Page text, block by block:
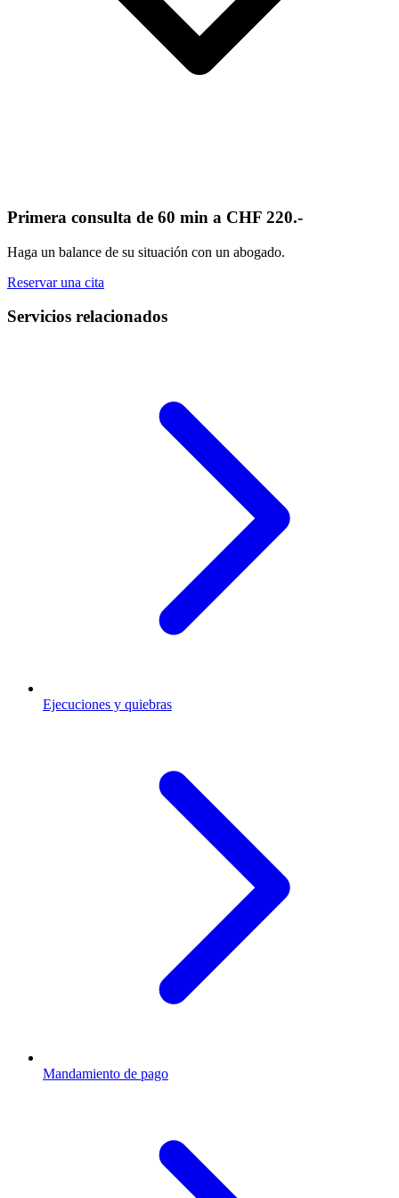
Primera consulta de 60 min a CHF 220.-
Haga un balance de su situación con un abogado.
Reservar una cita
Servicios relacionados
Ejecuciones y quiebras
Mandamiento de pago